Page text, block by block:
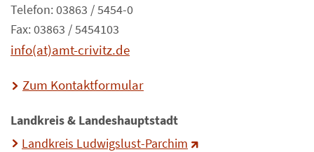
Telefon: 03863 / 5454-0
Fax: 03863 / 5454103
info(at)amt-crivitz.de
Zum Kontaktformular
Landkreis & Landeshauptstadt
Landkreis Ludwigslust-Parchim